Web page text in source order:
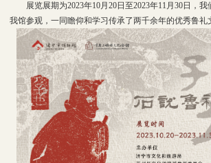
展览展期为2023年10月20日至2023年11月30日，
我馆参观，一同瞻仰和学习传承了两千余年的优秀鲁礼